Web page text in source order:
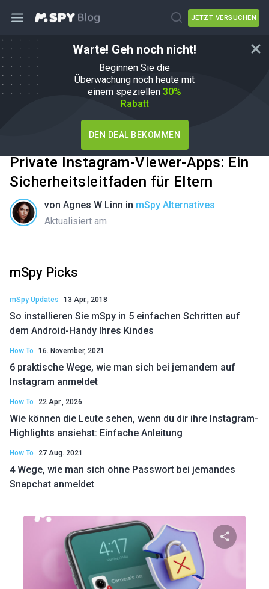
JETZT VERSUCHEN
Warte! Geh noch nicht!
Beginnen Sie die
Überwachung noch heute mit
einem speziellen 30%
Rabatt
DEN DEAL BEKOMMEN
Private Instagram-Viewer-Apps: Ein
Sicherheitsleitfaden für Eltern
von Agnes W Linn in mSpy Alternatives
Aktualisiert am
mSpy Picks
mSpy Updates 13 Apr., 2018
So installieren Sie mSpy in 5 einfachen Schritten auf
dem Android-Handy Ihres Kindes
How To 16. November, 2021
6 praktische Wege, wie man sich bei jemandem auf
Instagram anmeldet
How To 22 Apr., 2026
Wie können die Leute sehen, wenn du dir ihre Instagram-
Highlights ansiehst: Einfache Anleitung
How To 27 Aug. 2021
4 Wege, wie man sich ohne Passwort bei jemandes
Snapchat anmeldet